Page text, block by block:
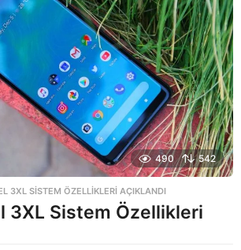
o
490 542
3XL SISTEM ÖZELLIKLERI AÇIKLANDI
3XL Sistem Özellikleri